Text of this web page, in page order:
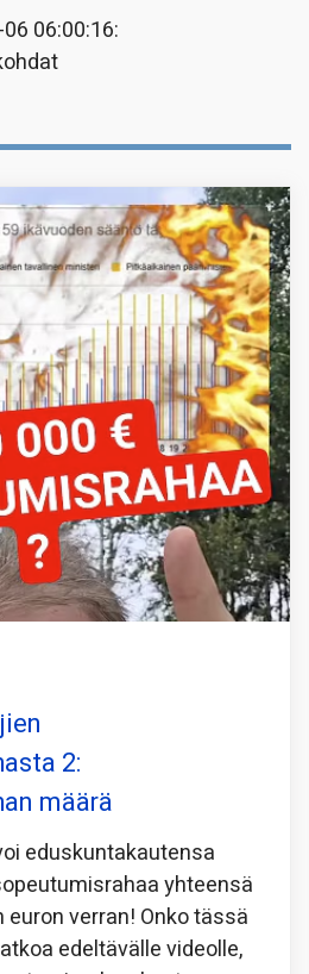
06:00:16:
2:
määrä
eduskuntakautensa
yhteensä
verran! Onko tässä
edeltävälle videolle,